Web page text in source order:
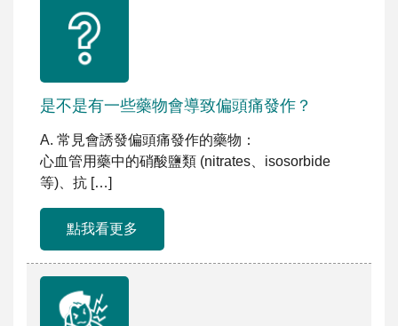
是不是有一些藥物會導致偏頭痛發作？
A. 常見會誘發偏頭痛發作的藥物：
心血管用藥中的硝酸鹽類 (nitrates、isosorbide
等)、抗 […]
點我看更多